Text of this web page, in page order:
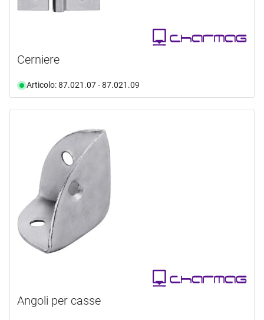
Cerniere
Articolo: 87.021.07 - 87.021.09
Angoli per casse